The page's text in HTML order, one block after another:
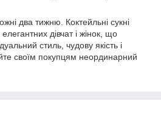
два тижню. Коктейльні сукні
дівчат і жінок, що
стиль, чудову якість і
своїм покупцям неординарний